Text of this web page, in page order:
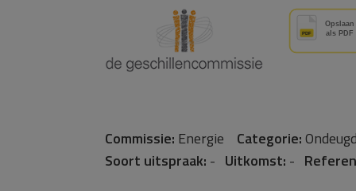
Commissie: Energie Categorie:
Soort uitspraak: - Uitkomst: -